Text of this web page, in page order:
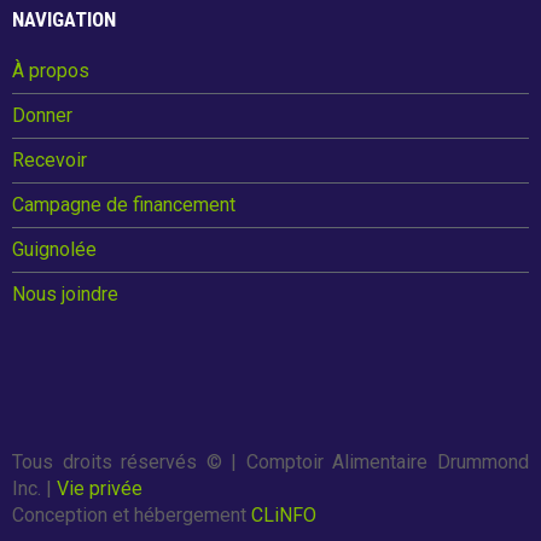
k
NAVIGATION
À propos
Donner
Recevoir
Campagne de financement
Guignolée
Nous joindre
Tous droits réservés © | Comptoir Alimentaire Drummond
Inc. | Vie privée
Conception et hébergement CLiNFO